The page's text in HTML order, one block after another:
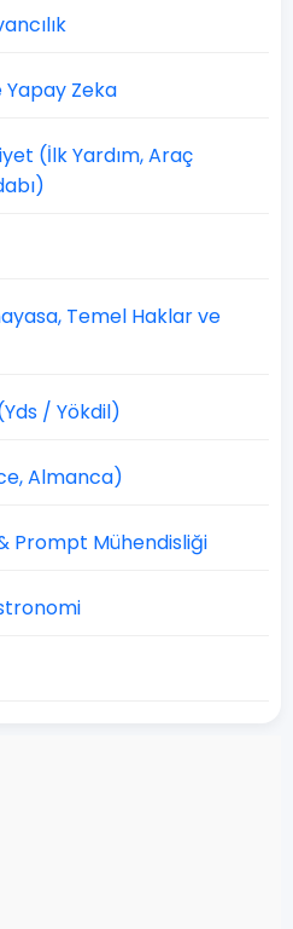
Yapay Zeka
(İlk Yardım, Araç
Temel Haklar ve
/ Yökdil)
Almanca)
Prompt Mühendisliği